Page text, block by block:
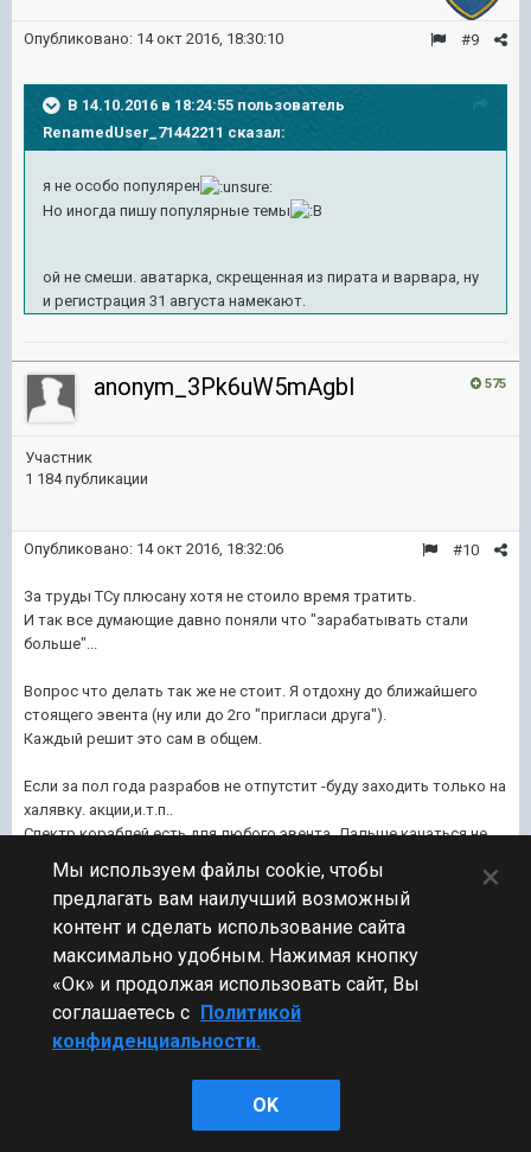
#9
Опубликовано: 14 окт 2016, 18:30:10
В 14.10.2016 в 18:24:55 пользователь
RenamedUser_71442211 сказал:
я не особо популярен
Но иногда пишу популярные темы
ой не смеши. аватарка, скрещенная из пирата и варвара, ну
и регистрация 31 августа намекают.
575
anonym_3Pk6uW5mAgbl
Участник
1 184 публикации
#10
Опубликовано: 14 окт 2016, 18:32:06
За труды ТСу плюсану хотя не стоило время тратить.
И так все думающие давно поняли что "зарабатывать стали
больше"...
Вопрос что делать так же не стоит. Я отдохну до ближайшего
стоящего эвента (ну или до 2го "пригласи друга").
Каждый решит это сам в общем.
Если за пол года разрабов не отпутстит -буду заходить только на
халявку. акции,и.т.п..
Спектр кораблей есть для любого эвента. Дальше качаться не
вижу смысла и нет желания.
Задротить до красноты глаз я уже староват, да и привык сполна
получать мне пречитающееся.
Изменено14 окт 2016, 18:35:26пользователем
anonym_3Pk6uW5mAgbl
Мы используем файлы cookie, чтобы
предлагать вам наилучший возможный
контент и сделать использование сайта
максимально удобным. Нажимая кнопку
«Ок» и продолжая использовать сайт, Вы
соглашаетесь с Политикой
конфиденциальности.
OK
×